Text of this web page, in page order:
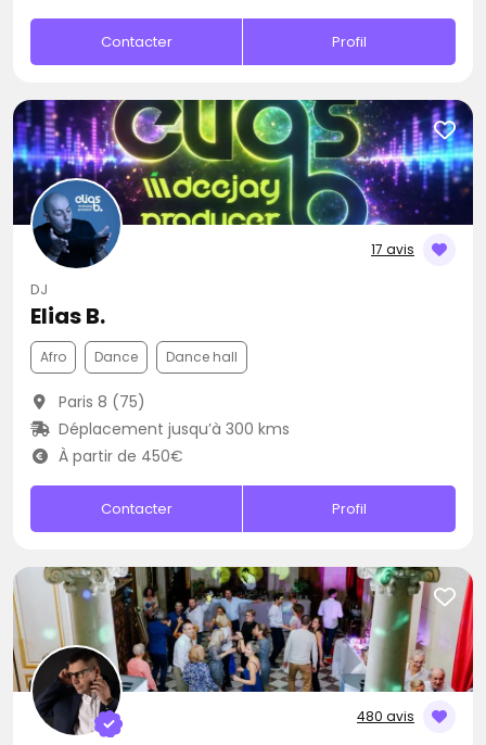
Contacter Profil
17 avis
DJ
Elias B.
Afro Dance Dance hall
Paris 8 (75)
Déplacement jusqu’à 300 kms
À partir de 450€
Contacter Profil
480 avis